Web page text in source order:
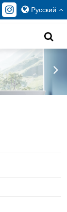
Русский